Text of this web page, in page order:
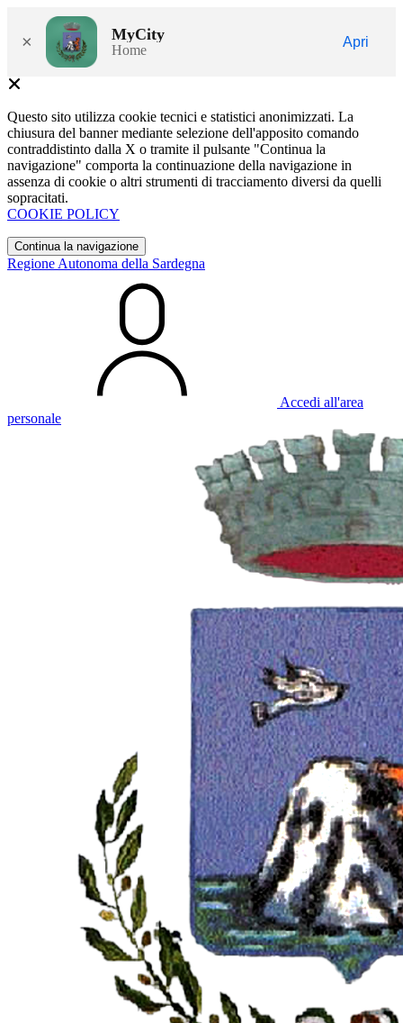
× MyCity
Home
Apri
Questo sito utilizza cookie tecnici e statistici anonimizzati. La
chiusura del banner mediante selezione dell'apposito comando
contraddistinto dalla X o tramite il pulsante "Continua la
navigazione" comporta la continuazione della navigazione in
assenza di cookie o altri strumenti di tracciamento diversi da quelli
sopracitati.
COOKIE POLICY
Continua la navigazione
Regione Autonoma della Sardegna
Accedi all'area
personale